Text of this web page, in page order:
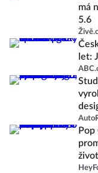
má
5.6
let:
od